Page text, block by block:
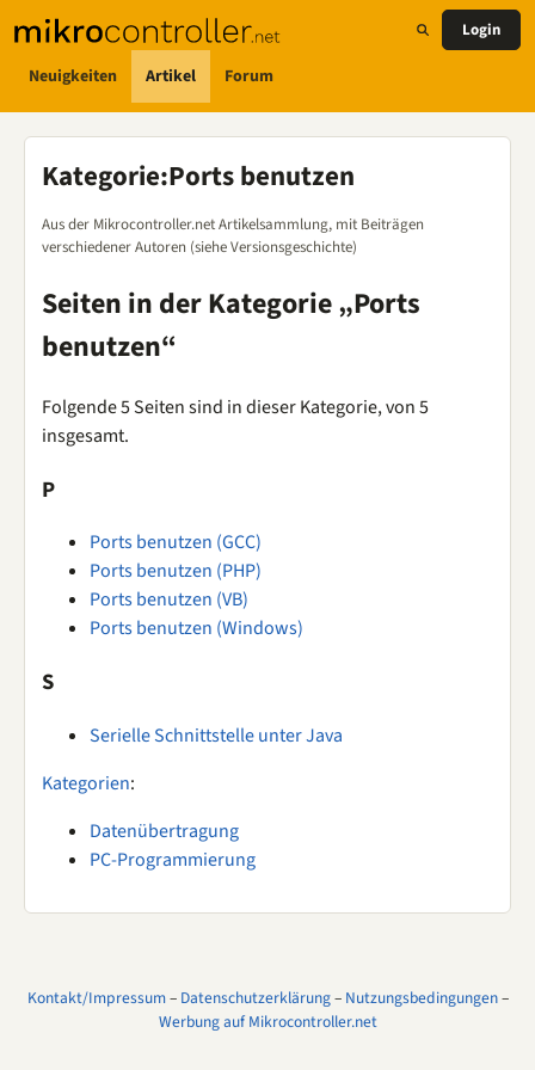
Neuigkeiten Artikel Forum
Login
Kategorie:Ports benutzen
Aus der Mikrocontroller.net Artikelsammlung, mit Beiträgen
verschiedener Autoren (siehe Versionsgeschichte)
Seiten in der Kategorie „Ports
benutzen“
Folgende 5 Seiten sind in dieser Kategorie, von 5
insgesamt.
P
Ports benutzen (GCC)
Ports benutzen (PHP)
Ports benutzen (VB)
Ports benutzen (Windows)
S
Serielle Schnittstelle unter Java
Kategorien:
Datenübertragung
PC-Programmierung
Kontakt/Impressum– Datenschutzerklärung– Nutzungsbedingungen–
Werbung auf Mikrocontroller.net